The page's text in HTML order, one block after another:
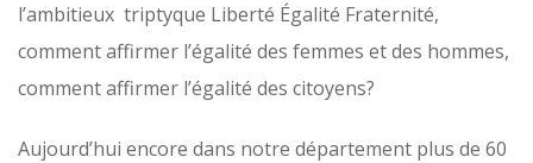
l’ambitieux triptyque Liberté Égalité Fraternité,
comment affirmer l’égalité des femmes et des hommes,
comment affirmer l’égalité des citoyens?
Aujourd’hui encore dans notre département plus de 60